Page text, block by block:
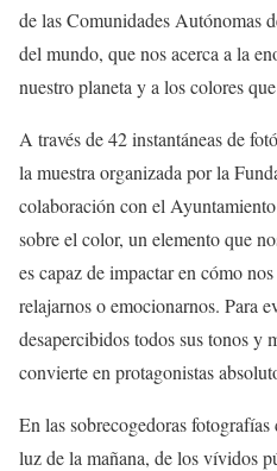
de las Comunidades Autónomas
del mundo, que nos acerca a la
nuestro planeta y a los colores
A través de 42 instantáneas de
la muestra organizada por la
colaboración con el
sobre el color, un elemento que
es capaz de impactar en cómo
relajarnos o emocionarnos. Para
desapercibidos todos sus tonos y
convierte en protagonistas
En las sobrecogedoras
luz de la mañana, de los vívidos